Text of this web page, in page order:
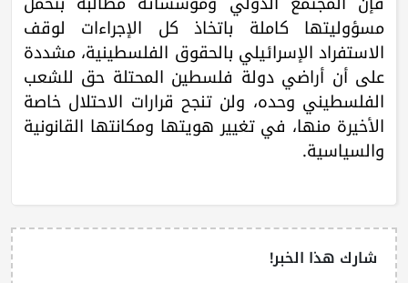
مسؤوليتها كاملة باتخاذ كل الإجراءات لوقف
الاستفراد الإسرائيلي بالحقوق الفلسطينية، مشددة
على أن أراضي دولة فلسطين المحتلة حق للشعب
الفلسطيني وحده، ولن تنجح قرارات الاحتلال خاصة
الأخيرة منها، في تغيير هويتها ومكانتها القانونية
والسياسية.
شارك هذا الخبر!